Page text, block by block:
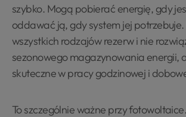
szybko. Mogą pobierać energię, gdy
oddawać ją, gdy system jej
wszystkich rodzajów rezerw i nie
sezonowego magazynowania energii,
skuteczne w pracy godzinowej i
To szczególnie ważne przy